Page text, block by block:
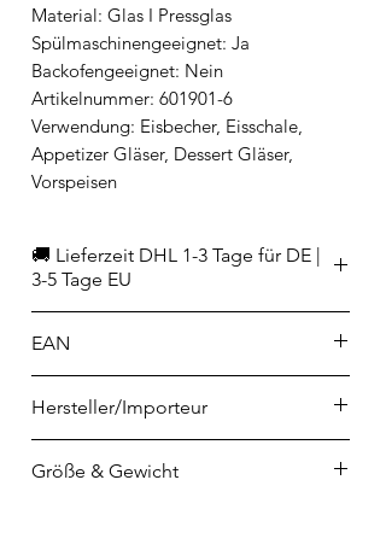
Material: Glas I Pressglas
Spülmaschinengeeignet: Ja
Backofengeeignet: Nein
Artikelnummer: 601901-6
Verwendung: Eisbecher, Eisschale,
Appetizer Gläser, Dessert Gläser,
Vorspeisen
🚚 Lieferzeit DHL 1-3 Tage für DE |
3-5 Tage EU
EAN
Hersteller/Importeur
4 rue de la Verrerie
Größe & Gewicht